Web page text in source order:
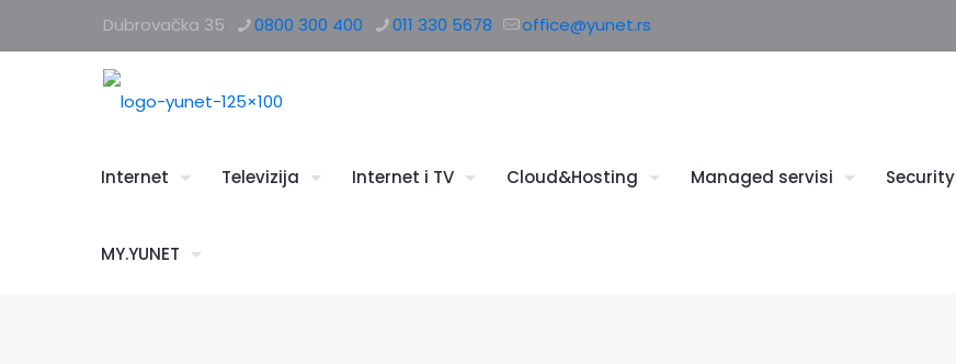
Dubrovačka 35 0800 300 400 011 330 5678 office@yunet.rs
Internet Televizija Internet i TV Cloud&Hosting Managed servisi Security
MY.YUNET